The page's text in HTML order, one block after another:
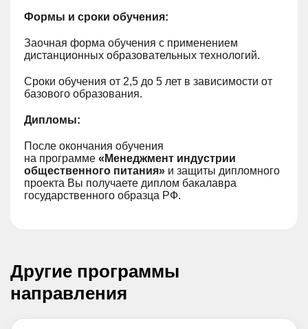
Формы и сроки обучения:
Заочная форма обучения с применением
дистанционных образовательных технологий.
Сроки обучения от 2,5 до 5 лет в зависимости от
базового образования.
Дипломы:
После окончания обучения
на программе «Менеджмент индустрии
общественного питания» и защиты дипломного
проекта Вы получаете диплом бакалавра
государственного образца РФ.
Другие программы
направления